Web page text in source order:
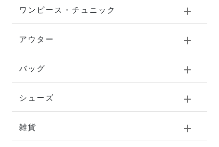
ワンピース・チュニック
アウター
バッグ
シューズ
雑貨